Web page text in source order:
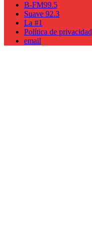
B-FM99.5
Suave 92.3
La #1
Política de privacidad
email